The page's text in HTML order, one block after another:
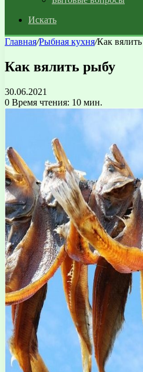
Искать
Главная/Рыбная кухня/Как
Как вялить рыбу
30.06.2021
0 Время чтения: 10 мин.